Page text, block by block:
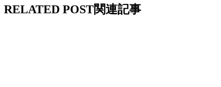
RELATED POST関連記事